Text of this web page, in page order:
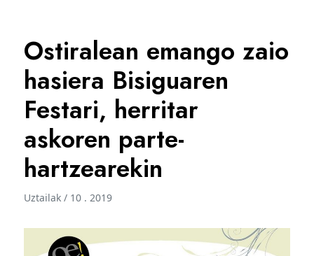
Ostiralean emango zaio
hasiera Bisiguaren
Festari, herritar
askoren parte-
hartzearekin
Uztailak / 10 . 2019